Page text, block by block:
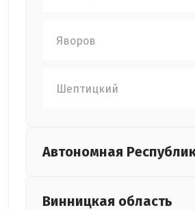
Яворов
Шептицкий
Автономная
Винницкая область